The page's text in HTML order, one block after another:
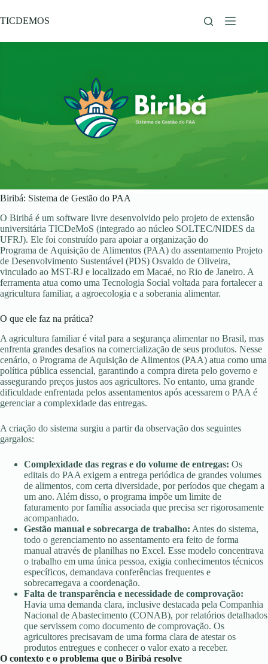
para
o
TICDEMOS
Biribá: Sistema de Gestão do PAA
O Biribá é um software livre desenvolvido pelo projeto de extensão
universitária TICDeMoS (integrado ao núcleo SOLTEC/NIDES da
UFRJ). Ele foi construído para apoiar a organização do
Programa de Aquisição de Alimentos (PAA) do assentamento Projeto
de Desenvolvimento Sustentável (PDS) Osvaldo de Oliveira,
vinculado ao MST-RJ e localizado em Macaé, no Rio de Janeiro. A
ferramenta atua como uma Tecnologia Social voltada para fortalecer a
agricultura familiar, a agroecologia e a soberania alimentar.
O que ele faz na prática?
A agricultura familiar é vital para a segurança alimentar no Brasil, mas
enfrenta grandes desafios na comercialização de seus produtos. Nesse
cenário, o Programa de Aquisição de Alimentos (PAA) atua como uma
política pública essencial, garantindo a compra direta pelo governo e
assegurando preços justos aos agricultores. No entanto, uma grande
dificuldade enfrentada pelos assentamentos após acessarem o PAA é
gerenciar a complexidade das entregas.
A criação do sistema surgiu a partir da observação dos seguintes
gargalos:
Complexidade das regras e do volume de entregas: Os
editais do PAA exigem a entrega periódica de grandes volumes
de alimentos, com certa diversidade, por períodos que chegam a
um ano. Além disso, o programa impõe um limite de
faturamento por família associada que precisa ser rigorosamente
acompanhado.
Gestão manual e sobrecarga de trabalho: Antes do sistema,
todo o gerenciamento no assentamento era feito de forma
manual através de planilhas no Excel. Esse modelo concentrava
o trabalho em uma única pessoa, exigia conhecimentos técnicos
específicos, demandava conferências frequentes e
sobrecarregava a coordenação.
Falta de transparência e necessidade de comprovação:
Havia uma demanda clara, inclusive destacada pela Companhia
Nacional de Abastecimento (CONAB), por relatórios detalhados
que servissem como documento de comprovação. Os
agricultores precisavam de uma forma clara de atestar os
produtos entregues e conhecer o valor exato a receber.
O contexto e o problema que o Biribá resolve